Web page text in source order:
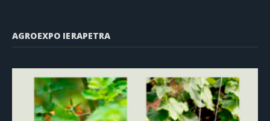
AGROEXPO IERAPETRA